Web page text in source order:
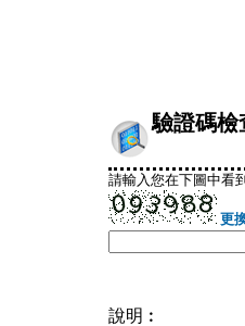
驗證碼檢
請輸入您在下圖中看
更
說明︰